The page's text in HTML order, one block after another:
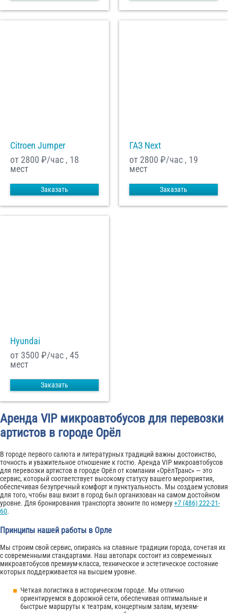
Citroen Jumper
от 2800 ₽/час , 18
мест
Заказать
ГАЗ Next
от 2800 ₽/час , 19
мест
Заказать
Hyundai
от 3500 ₽/час , 45
мест
Заказать
Аренда VIP микроавтобусов для перевозки
артистов в городе Орёл
В городе первого салюта и литературных традиций важны достоинство,
точность и уважительное отношение к гостю. Аренда VIP микроавтобусов
для перевозки артистов в городе Орёл от компании «ОрёлТранс» — это
сервис, который соответствует высокому статусу вашего мероприятия,
обеспечивая безупречный комфорт и пунктуальность. Мы создаем условия
для того, чтобы ваш визит в город был организован на самом достойном
уровне. Для бронирования транспорта звоните по номеру+7 (486) 222-21-
60.
Принципы нашей работы в Орле
Мы строим свой сервис, опираясь на славные традиции города, сочетая их
с современными стандартами. Наш автопарк состоит из современных
микроавтобусов премиум-класса, техническое и эстетическое состояние
которых поддерживается на высшем уровне.
Четкая логистика в историческом городе. Мы отлично
ориентируемся в дорожной сети, обеспечивая оптимальные и
быстрые маршруты к театрам, концертным залам, музеям-